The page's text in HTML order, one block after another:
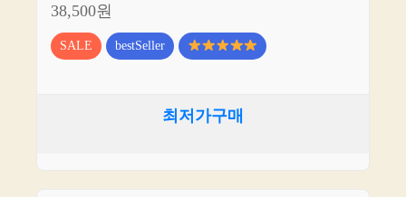
38,500원
SALE bestSeller
최저가구매